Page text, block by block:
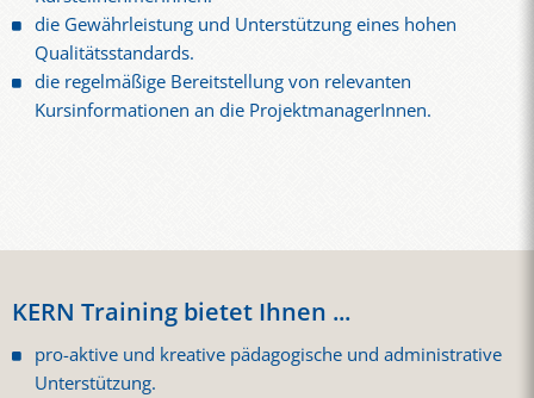
die Gewährleistung und Unterstützung eines hohen
Qualitätsstandards.
die regelmäßige Bereitstellung von relevanten
Kursinformationen an die ProjektmanagerInnen.
KERN Training bietet Ihnen ...
pro-aktive und kreative pädagogische und administrative
Unterstützung.